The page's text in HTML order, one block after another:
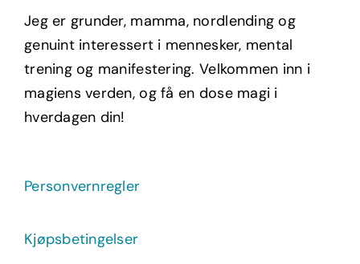
Jeg er grunder, mamma, nordlending og
genuint interessert i mennesker, mental
trening og manifestering. Velkommen inn i
magiens verden, og få en dose magi i
hverdagen din!
Personvernregler
Kjøpsbetingelser